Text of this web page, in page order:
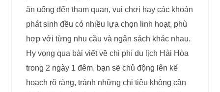
ăn uống đến tham quan, vui chơi hay các khoản
phát sinh đều có nhiều lựa chọn linh hoạt, phù
hợp với từng nhu cầu và ngân sách khác nhau.
Hy vọng qua bài viết về chi phí du lịch Hải Hòa
trong 2 ngày 1 đêm, bạn sẽ chủ động lên kế
hoạch rõ ràng, tránh những chi tiêu không cần